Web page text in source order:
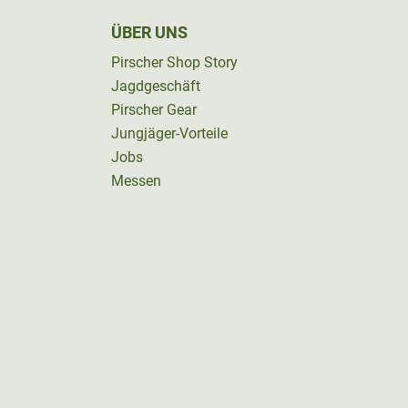
ÜBER UNS
Pirscher Shop Story
Jagdgeschäft
Pirscher Gear
Jungjäger-Vorteile
Jobs
Messen